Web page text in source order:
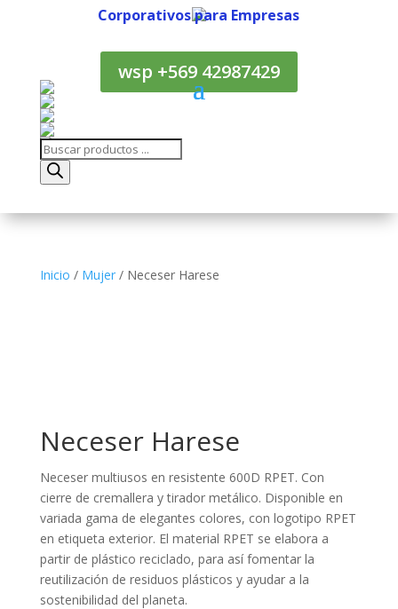
Corporativos para Empresas
wsp +569 42987429
Búsqueda
de
productos
Inicio / Mujer/ Neceser Harese
Neceser Harese
Neceser multiusos en resistente 600D RPET. Con
cierre de cremallera y tirador metálico. Disponible en
variada gama de elegantes colores, con logotipo RPET
en etiqueta exterior. El material RPET se elabora a
partir de plástico reciclado, para así fomentar la
reutilización de residuos plásticos y ayudar a la
sostenibilidad del planeta.